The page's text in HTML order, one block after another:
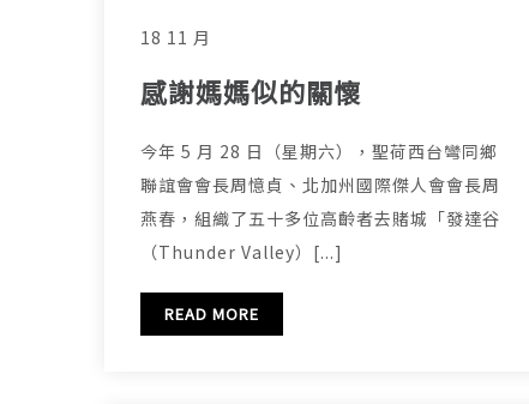
18 11 月
感謝媽媽似的關懷
今年 5 月 28 日（星期六），聖荷西台彎同鄉
聯誼會會長周憶貞、北加州國際傑人會會長周
燕春，組織了五十多位高齡者去賭城「發達谷
（Thunder Valley）[...]
READ MORE